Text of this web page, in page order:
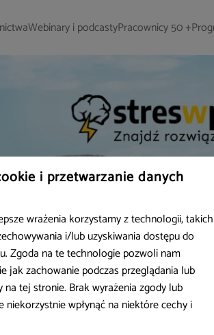
Webinary i podcastyPracownicy 50 +
- materiały do
i przetwarzanie danych
wrażenia korzystamy z technologii, takich
i/lub uzyskiwania dostępu do
Zgoda na te technologie pozwoli nam
jak zachowanie podczas przeglądania lub
tej stronie. Brak wyrażenia zgody lub
wpłynąć na niektóre cechy i